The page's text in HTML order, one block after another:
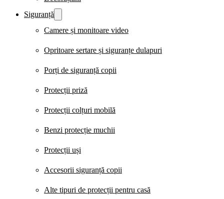
Siguranță
Camere și monitoare video
Opritoare sertare și siguranțe dulapuri
Porți de siguranță copii
Protecții priză
Protecții colțuri mobilă
Benzi protecție muchii
Protecții uși
Accesorii siguranță copii
Alte tipuri de protecții pentru casă